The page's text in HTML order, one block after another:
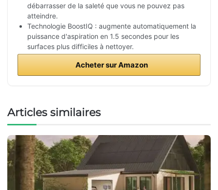
débarrasser de la saleté que vous ne pouvez pas
atteindre.
Technologie BoostIQ : augmente automatiquement la
puissance d'aspiration en 1.5 secondes pour les
surfaces plus difficiles à nettoyer.
Acheter sur Amazon
Articles similaires